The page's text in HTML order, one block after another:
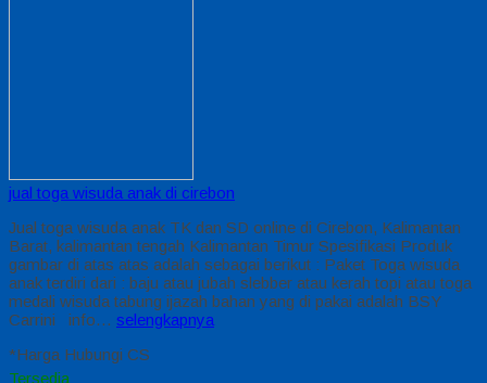
jual toga wisuda anak di cirebon
Jual toga wisuda anak TK dan SD online di Cirebon, Kalimantan
Barat, kalimantan tengah Kalimantan Timur Spesifikasi Produk
gambar di atas atas adalah sebagai berikut : Paket Toga wisuda
anak terdiri dari : baju atau jubah slebber atau kerah topi atau toga
medali wisuda tabung ijazah bahan yang di pakai adalah BSY
Carrini info… selengkapnya
*Harga Hubungi CS
Tersedia